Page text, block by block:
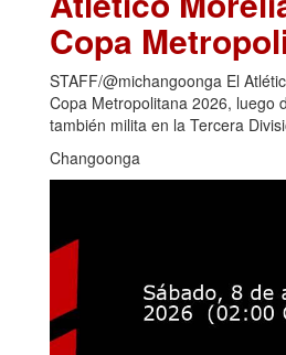
Copa
STAFF/@michangoonga El
Copa Metropolitana 2026, luego
también milita en la Tercera
Changoonga